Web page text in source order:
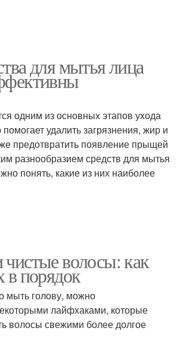
для мытья лица
одним из основных этапов ухода
удалить загрязнения, жир и
предотвратить появление прыщей
разнообразием средств для мытья
понять, какие из них наиболее
волосы: как
в порядок
мыть голову, можно
лайфхаками, которые
волосы свежими более долгое